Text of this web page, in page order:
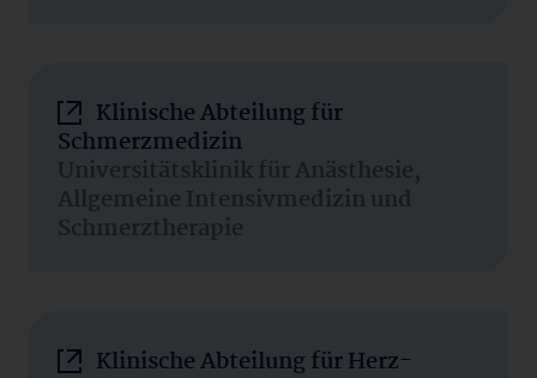
Klinische Abteilung für
Schmerzmedizin
Universitätsklinik für Anästhesie,
Allgemeine Intensivmedizin und
Schmerztherapie
Klinische Abteilung für Herz-